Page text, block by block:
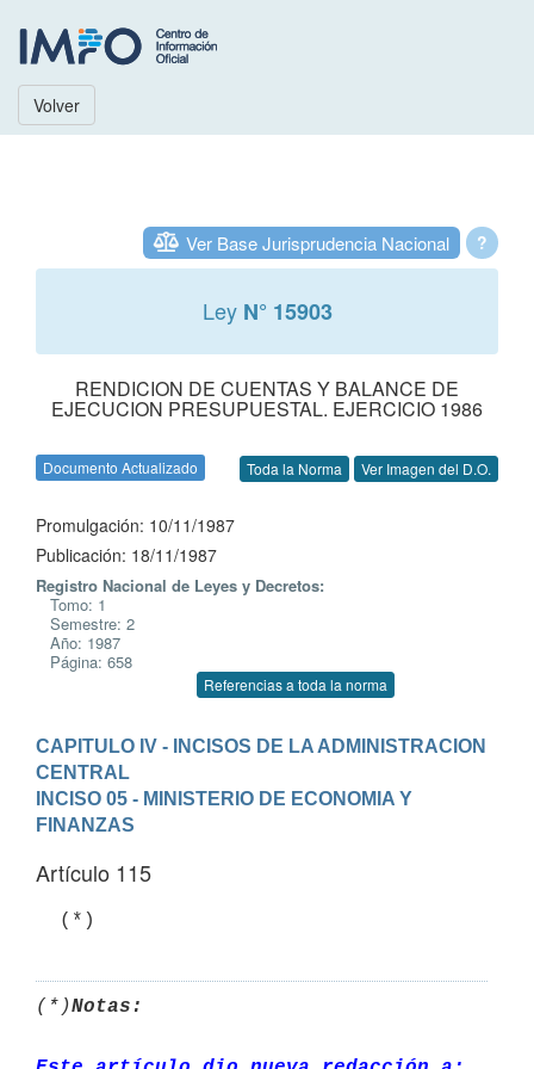
Volver
?
Ver Base Jurisprudencia Nacional
Ley N° 15903
RENDICION DE CUENTAS Y BALANCE DE
EJECUCION PRESUPUESTAL. EJERCICIO 1986
Documento Actualizado Toda la Norma Ver Imagen del D.O.
Promulgación: 10/11/1987
Publicación: 18/11/1987
Registro Nacional de Leyes y Decretos:
Tomo: 1
Semestre: 2
Año: 1987
Página: 658
Referencias a toda la norma
CAPITULO IV - INCISOS DE LA ADMINISTRACION
CENTRAL
INCISO 05 - MINISTERIO DE ECONOMIA Y
FINANZAS
Artículo 115
(*)Notas: